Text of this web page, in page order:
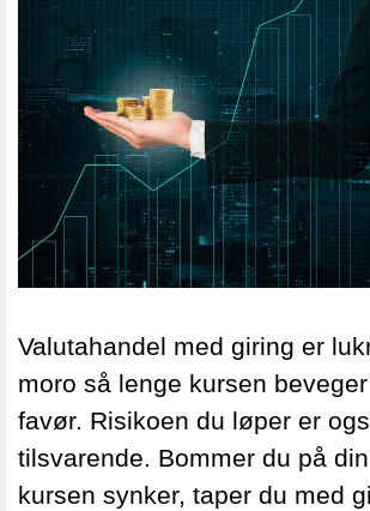
Valutahandel med giring er
moro så lenge kursen
favør. Risikoen du løper er
tilsvarende. Bommer du på
kursen synker, taper du med